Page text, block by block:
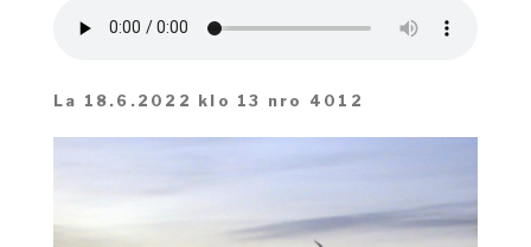
La 18.6.2022 klo 13 nro 4012